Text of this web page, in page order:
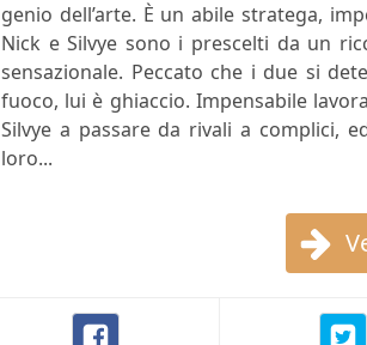
genio dell’arte. È un abile stratega,
Nick e Silvye sono i prescelti da un
sensazionale. Peccato che i due si
fuoco, lui è ghiaccio. Impensabile
Silvye a passare da rivali a complici,
loro...